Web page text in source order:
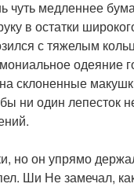
чуть медленнее
в остатки
с тяжелым
одеяние
склоненные
ни один
но он упрямо
Ши Не замечал,